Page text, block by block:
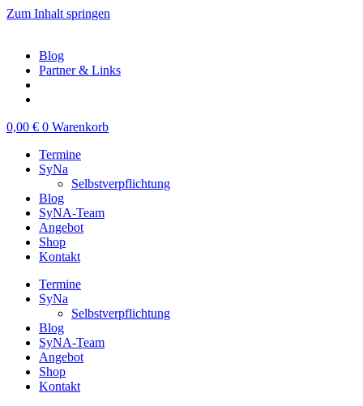
Zum Inhalt springen
Blog
Partner & Links
0,00 € 0 Warenkorb
Termine
SyNa
Selbstverpflichtung
Blog
SyNA-Team
Angebot
Shop
Kontakt
Termine
SyNa
Selbstverpflichtung
Blog
SyNA-Team
Angebot
Shop
Kontakt